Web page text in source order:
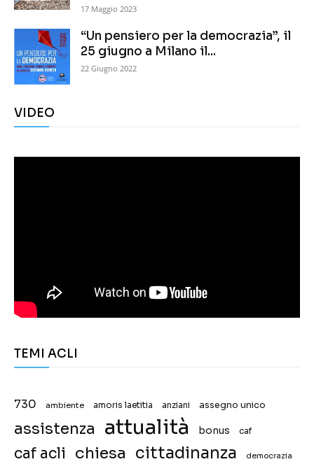
17 Maggio 2023
“Un pensiero per la democrazia”, il
25 giugno a Milano il...
22 Giugno 2022
VIDEO
TEMI ACLI
730 ambiente amoris laetitia anziani assegno unico
assistenza attualità bonus caf
caf acli chiesa cittadinanza democrazia